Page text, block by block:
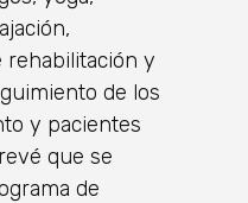
rehabilitación y
de los
y pacientes
que se
de